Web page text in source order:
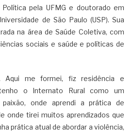
pela UFMG e doutorado em
de São Paulo (USP). Sua
na área de Saúde Coletiva, com
sociais e saúde e políticas de
Aqui me formei, fiz residência e
o Internato Rural como um
onde aprendi a prática de
onde tirei muitos aprendizados que
prática atual de abordar a violência,